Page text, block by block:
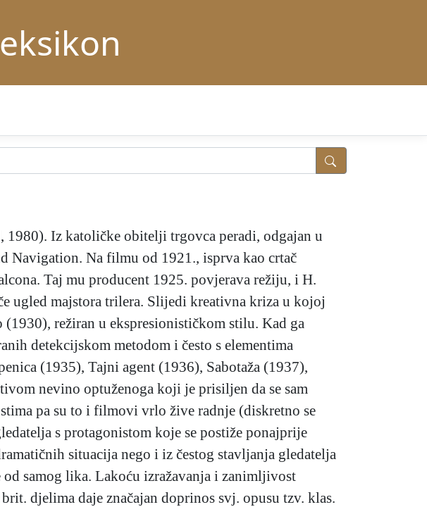
Iz katoličke obitelji trgovca peradi, odgajan u
Navigation. Na filmu od 1921., isprva kao crtač
Taj mu producent 1925. povjerava režiju, i H.
ugled majstora trilera. Slijedi kreativna kriza u kojoj
režiran u ekspresionističkom stilu. Kad ga
detekcijskom metodom i često s elementima
(1935), Tajni agent (1936), Sabotaža (1937),
nevino optuženoga koji je prisiljen da se sam
pa su to i filmovi vrlo žive radnje (diskretno se
s protagonistom koje se postiže ponajprije
situacija nego i iz čestog stavljanja gledatelja
samog lika. Lakoću izražavanja i zanimljivost
djelima daje značajan doprinos svj. opusu tzv. klas.